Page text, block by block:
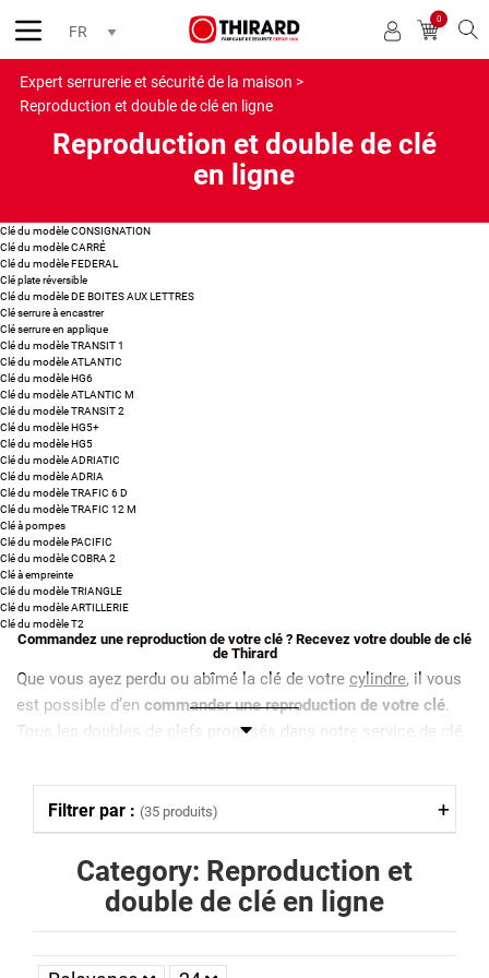
0
Expert serrurerie et sécurité de la maison >
Reproduction et double de clé en ligne
Reproduction et double de clé
en ligne
Clé du modèle CONSIGNATION
Clé du modèle CARRÉ
Clé du modèle FEDERAL
Clé plate réversible
Clé du modèle DE BOITES AUX LETTRES
Clé serrure à encastrer
Clé serrure en applique
Clé du modèle TRANSIT 1
Clé du modèle ATLANTIC
Clé du modèle HG6
Clé du modèle ATLANTIC M
Clé du modèle TRANSIT 2
Clé du modèle HG5+
Clé du modèle HG5
Clé du modèle ADRIATIC
Clé du modèle ADRIA
Clé du modèle TRAFIC 6 D
Clé du modèle TRAFIC 12 M
Clé à pompes
Clé du modèle PACIFIC
Clé du modèle COBRA 2
Clé à empreinte
Clé du modèle TRIANGLE
Clé du modèle ARTILLERIE
Clé du modèle T2
Commandez une reproduction de votre clé ? Recevez votre double de clé
de Thirard
Que vous ayez perdu ou abîmé la clé de votre cylindre, il vous
est possible d’en commander une reproduction de votre clé.
Tous les doubles de clefs proposés dans notre service de clé
partir du numéro unique figurant sur chaque clé Thirard.
La reproduction d'une clé Thirard, auparavant appelée clé FTH,
double de clé conforme et fonctionnelle.
Comment commander une reproduction de votre
Pour commander un double de clé Thirard, anciennement
Category: Reproduction et
double de clé en ligne
Filtrer par : (35 produits)